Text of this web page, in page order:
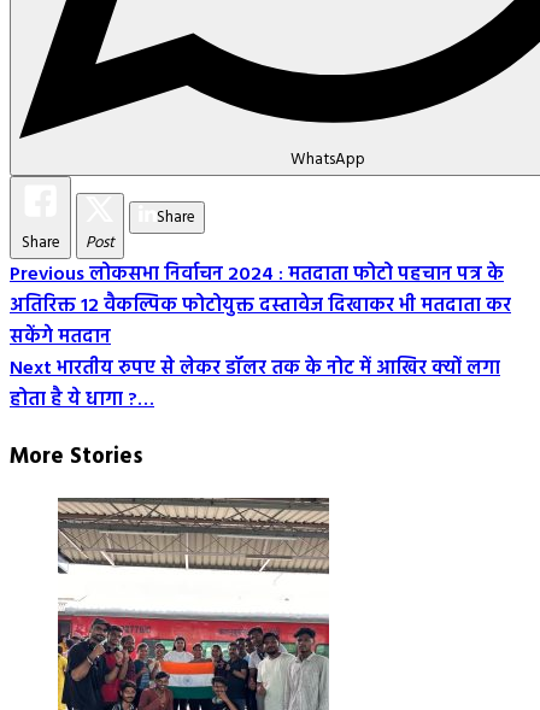
WhatsApp
Share Post
Share
Post
Navigation
Previousलोकसभा निर्वाचन 2024 : मतदाता फोटो पहचान पत्र के
अतिरिक्त 12 वैकल्पिक फोटोयुक्त दस्तावेज दिखाकर भी मतदाता कर
सकेंगे मतदान
Nextभारतीय रुपए से लेकर डॉलर तक के नोट में आखिर क्यों लगा
होता है ये धागा ?…
More Stories